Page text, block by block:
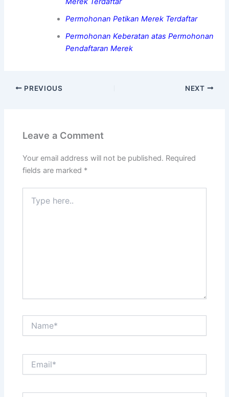
Permohonan Petikan Merek Terdaftar
Permohonan Keberatan atas Permohonan
Pendaftaran Merek
PREVIOUS NEXT
Leave a Comment
Your email address will not be published. Required
fields are marked *
here..